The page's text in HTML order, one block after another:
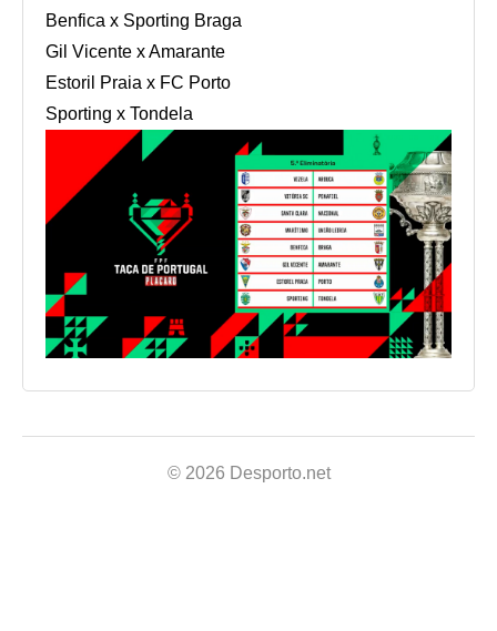
Benfica x Sporting Braga
Gil Vicente x Amarante
Estoril Praia x FC Porto
Sporting x Tondela
© 2026 Desporto.net